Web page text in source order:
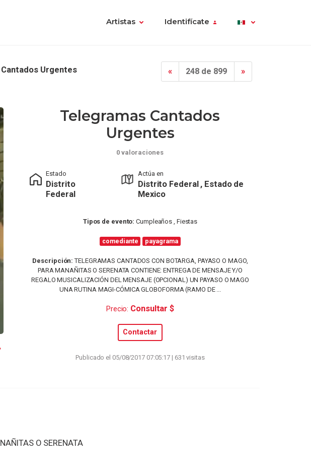
Artistas Identifícate
Urgentes « 248 de 899 »
Telegramas Cantados
Urgentes
0 valoraciones
Estado
Distrito
Federal
Actúa en
Distrito Federal , Estado de
Mexico
Tipos de evento: Cumpleaños , Fiestas
comediante payagrama
Descripción: TELEGRAMAS CANTADOS CON BOTARGA, PAYASO O MAGO,
PARA MANAÑITAS O SERENATA CONTIENE: ENTREGA DE MENSAJE Y/O
REGALO MUSICALIZACIÓN DEL MENSAJE (OPCIONAL) UN PAYASO O MAGO
UNA RUTINA MAGI-CÓMICA GLOBOFORMA (RAMO DE ...
Precio: Consultar $
Contactar
Publicado el 05/08/2017 07:05:17 | 631 visitas
O SERENATA